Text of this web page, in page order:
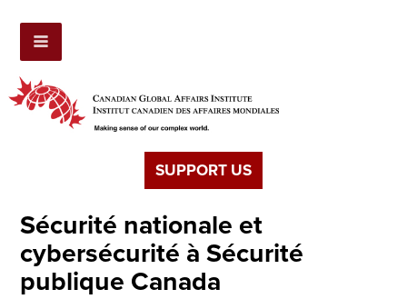
SUPPORT US
Sécurité nationale et
cybersécurité à Sécurité
publique Canada